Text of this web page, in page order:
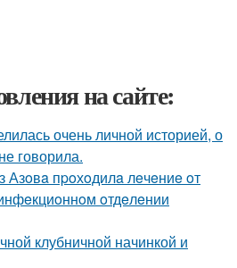
на сайте:
очень личной историей, о
говорила.
Азoвa пpoхoдилa лeчeниe oт
oтдeлeнии
клубничной начинкой и